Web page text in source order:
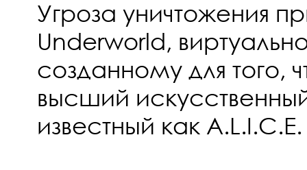
Угроза уничтожения
Underworld,
созданному для того,
высший
известный как A.L.I.C.E.